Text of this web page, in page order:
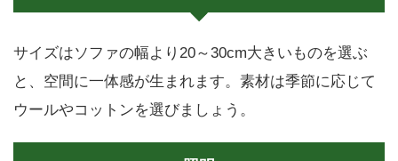
サイズはソファの幅より20～30cm大きいものを選ぶ
と、空間に一体感が生まれます。素材は季節に応じて
ウールやコットンを選びましょう。